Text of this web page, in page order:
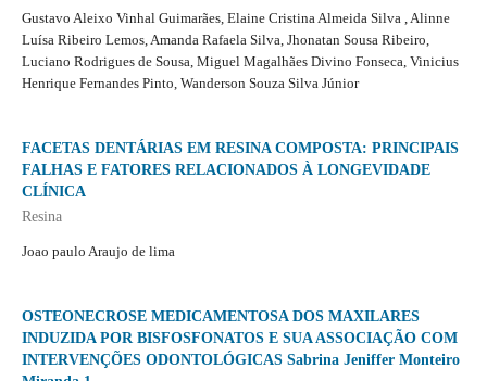
Gustavo Aleixo Vinhal Guimarães, Elaine Cristina Almeida Silva , Alinne
Luísa Ribeiro Lemos, Amanda Rafaela Silva, Jhonatan Sousa Ribeiro,
Luciano Rodrigues de Sousa, Miguel Magalhães Divino Fonseca, Vinicius
Henrique Fernandes Pinto, Wanderson Souza Silva Júnior
FACETAS DENTÁRIAS EM RESINA COMPOSTA: PRINCIPAIS
FALHAS E FATORES RELACIONADOS À LONGEVIDADE
CLÍNICA
Resina
Joao paulo Araujo de lima
OSTEONECROSE MEDICAMENTOSA DOS MAXILARES
INDUZIDA POR BISFOSFONATOS E SUA ASSOCIAÇÃO COM
INTERVENÇÕES ODONTOLÓGICAS Sabrina Jeniffer Monteiro